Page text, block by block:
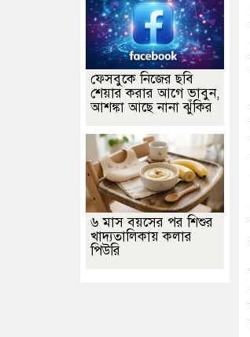
ফেসবুকে নিজের ছবি
শেয়ার করার আগে ভাবুন,
আশঙ্কা আছে নানা ঝুঁকির
৬ মাস বয়সের পর শিশুর
খাদ্যতালিকায় কলার
পিউরি